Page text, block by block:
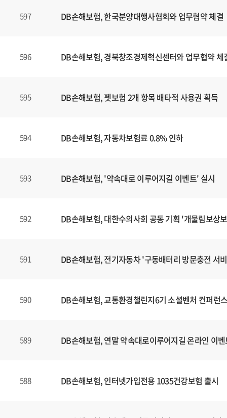
597 DB손해보험, 한국분양대행사협회와 업무협약 체결
596 DB손해보험, 경북창조경제혁신센터와 업무협약 체
595 DB손해보험, 펫보험 2개 항목 배타적 사용권 획득
594 DB손해보험, 자동차보험료 0.8% 인하
593 DB손해보험, '약속대로 이루어지길 이벤트' 실시
592 DB손해보험, 대한수의사회 공동 기획 '개물림보상
591 DB손해보험, 전기자동차 '구동배터리 방문충전 서
590 DB손해보험, 교통환경챌린지6기 소셜벤처 컨퍼런
589 DB손해보험, 연말 약속대로이루어지길 온라인 이
588 DB손해보험, 인터넷가입전용 1035건강보험 출시